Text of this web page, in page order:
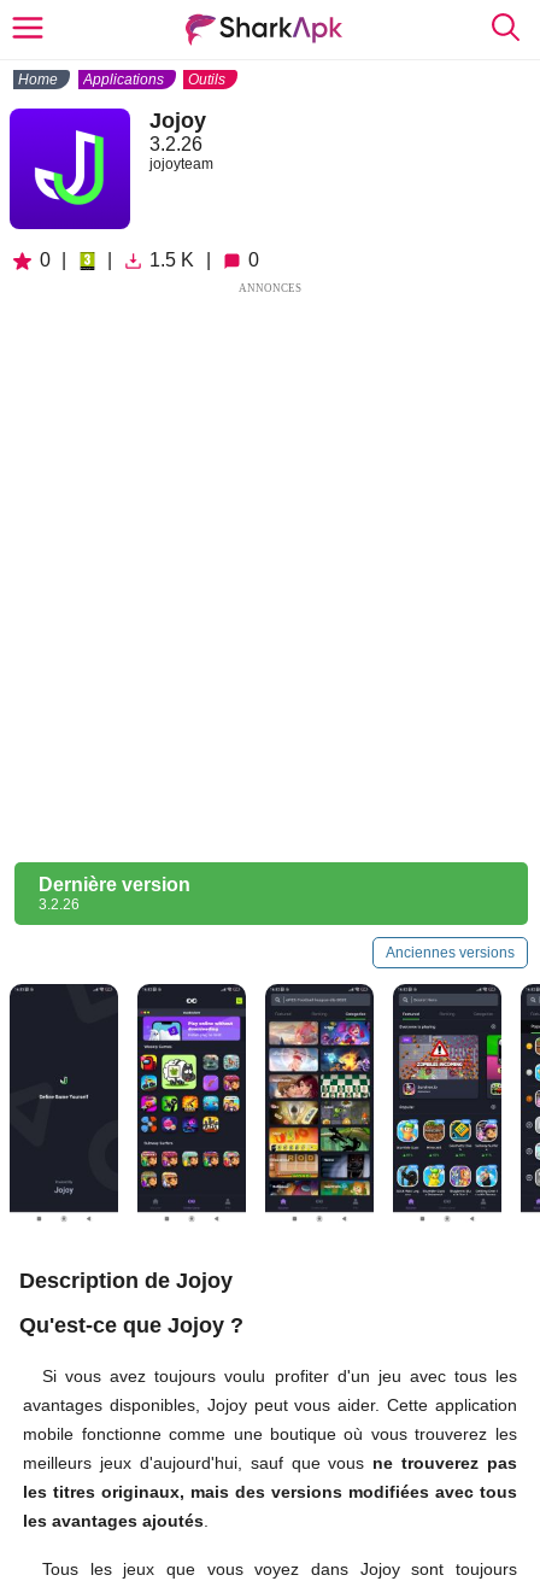
Home Applications Outils
Jojoy
3.2.26
jojoyteam
0 1.5 K 0
ANNONCES
Dernière version
3.2.26
Anciennes versions
Description de Jojoy
Qu'est-ce que Jojoy ?
Si vous avez toujours voulu profiter d'un jeu avec tous les
avantages disponibles, Jojoy peut vous aider. Cette application
mobile fonctionne comme une boutique où vous trouverez les
meilleurs jeux d'aujourd'hui, sauf que vous ne trouverez pas
les titres originaux, mais des versions modifiées avec tous
les avantages ajoutés
Tous les jeux que vous voyez dans Jojoy sont toujours